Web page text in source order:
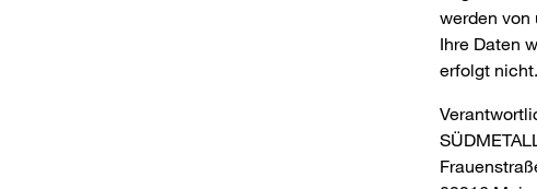
werden von
Ihre Daten
erfolgt nicht.